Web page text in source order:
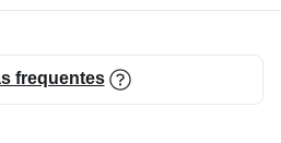
frequentes